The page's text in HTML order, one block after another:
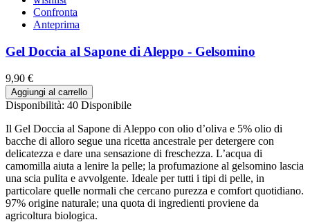
Confronta
Anteprima
Gel Doccia al Sapone di Aleppo - Gelsomino
9,90 €
Aggiungi al carrello
Disponibilità: 40 Disponibile
Il Gel Doccia al Sapone di Aleppo con olio d’oliva e 5% olio di
bacche di alloro segue una ricetta ancestrale per detergere con
delicatezza e dare una sensazione di freschezza. L’acqua di
camomilla aiuta a lenire la pelle; la profumazione al gelsomino lascia
una scia pulita e avvolgente. Ideale per tutti i tipi di pelle, in
particolare quelle normali che cercano purezza e comfort quotidiano.
97% origine naturale; una quota di ingredienti proviene da
agricoltura biologica.